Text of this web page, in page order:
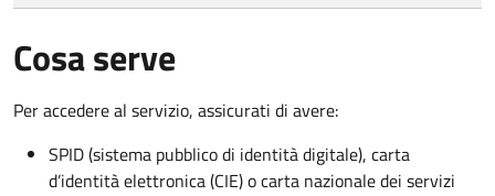
Cosa serve
Per accedere al servizio, assicurati di avere:
SPID (sistema pubblico di identità digitale), carta
d’identità elettronica (CIE) o carta nazionale dei servizi